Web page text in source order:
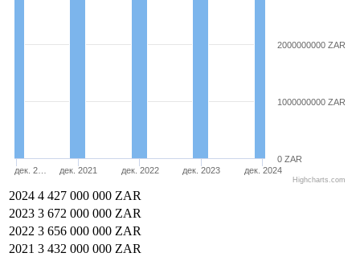
дек. 2… дек. 2021 дек. 2022 дек. 2023 дек. 2024
0 ZAR
1000000000 ZAR
2000000000 ZAR
Highcharts.com
2024 4 427 000 000 ZAR
2023 3 672 000 000 ZAR
2022 3 656 000 000 ZAR
2021 3 432 000 000 ZAR